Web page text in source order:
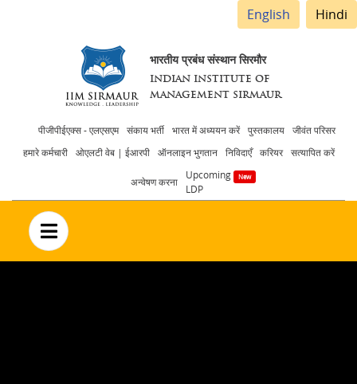
English Hindi
भारतीय प्रबंध संस्थान सिरमौर
INDIAN INSTITUTE OF
MANAGEMENT SIRMAUR
Header
menu
पीजीपीईएक्स - एलएसएम संकाय भर्ती भारत में अध्ययन करें पुस्तकालय
जीवंत परिसर
हमारे कर्मचारी
ओएलटी वेब | ईआरपी ऑनलाइन भुगतान निविदाएँ करियर सत्यापित करें
अन्वेषण करना
Upcoming
LDP
no text